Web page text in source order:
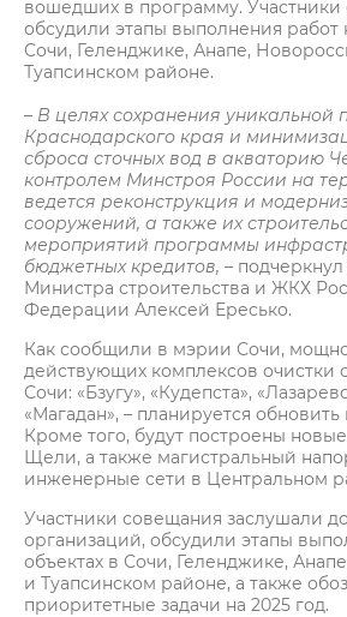
вошедших в программу. Участники
обсудили этапы выполнения работ
Сочи, Геленджике, Анапе,
Туапсинском районе.
– В целях сохранения уникальной
Краснодарского края и
сброса сточных вод в акваторию
контролем Минстроя России на
ведется реконструкция и
сооружений, а также их
мероприятий программы
бюджетных кредитов, –
Министра строительства и ЖКХ
Федерации Алексей Ересько.
Как сообщили в мэрии Сочи,
действующих комплексов очистки
Сочи: «Бзугу», «Кудепста»,
«Магадан», – планируется обновить
Кроме того, будут построены
Щели, а также магистральный
инженерные сети в Центральном
Участники совещания заслушали
организаций, обсудили этапы
объектах в Сочи, Геленджике,
и Туапсинском районе, а также
приоритетные задачи на 2025 год.